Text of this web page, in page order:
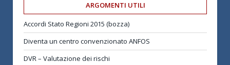
ARGOMENTI UTILI
Accordi Stato Regioni 2015 (bozza)
Diventa un centro convenzionato ANFOS
DVR – Valutazione dei rischi